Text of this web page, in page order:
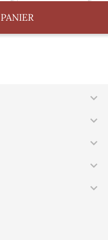
Boite, 6 x 40 mm




